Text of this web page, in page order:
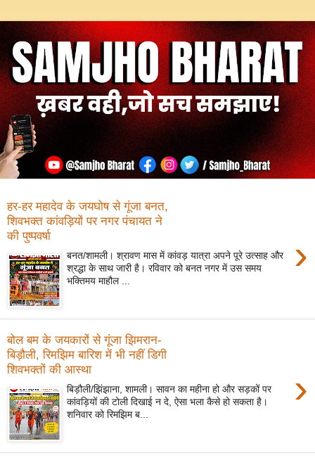
हर-हर महादेव के जयघोष से गूंजा बनत,
शिवभक्त कांवड़ियों पर नगर पंचायत ने
की पुष्पवर्षा
›
बनत/शामली। श्रावण मास में कांवड़ यात्रा अपने पूरे उत्साह और
श्रद्धा के साथ जारी है। रविवार को बनत नगर में उस समय
भक्तिमय माहौल ...
बोल बम के जयकारों से गूंजा झिमरान-
बिड़ौली, रिमझिम बारिश में भी नहीं डिगी
शिवभक्तों की आस्था
›
बिड़ौली/झिंझाना, शामली। सावन का महीना हो और सड़कों पर
कांवड़ियों की टोली दिखाई न दे, ऐसा भला कैसे हो सकता है।
शनिवार को रिमझिम ब...